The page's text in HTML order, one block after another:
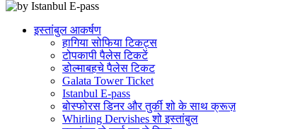
इस्तांबुल आकर्षण
हागिया सोफिया टिकट्स
टोपकापी पैलेस टिकटें
डोल्माबहचे पैलेस टिकट
Galata Tower Ticket
Istanbul E-pass
बोस्फोरस डिनर और तुर्की शो के साथ क्रूज़
Whirling Dervishes शो इस्तांबुल